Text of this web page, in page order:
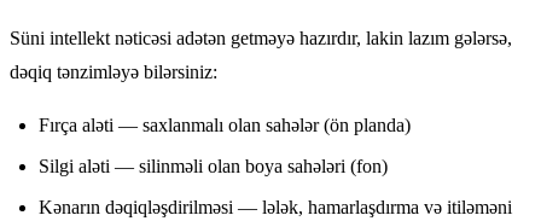
Süni intellekt nəticəsi adətən getməyə hazırdır, lakin lazım gələrsə,
dəqiq tənzimləyə bilərsiniz:
Fırça aləti — saxlanmalı olan sahələr (ön planda)
Silgi aləti — silinməli olan boya sahələri (fon)
Kənarın dəqiqləşdirilməsi — lələk, hamarlaşdırma və itiləməni